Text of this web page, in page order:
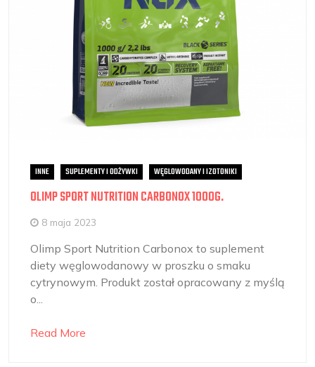
INNE SUPLEMENTY I ODŻYWKI WĘGLOWODANY I IZOTONIKI
OLIMP SPORT NUTRITION CARBONOX 1000G.
8 maja 2023
Olimp Sport Nutrition Carbonox to suplement
diety węglowodanowy w proszku o smaku
cytrynowym. Produkt został opracowany z myślą
o...
Read More